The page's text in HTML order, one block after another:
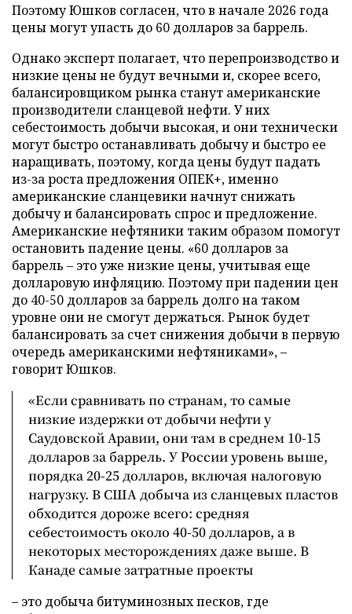
Поэтому Юшков согласен, что в начале 2026 года
цены могут упасть до 60 долларов за баррель.
Однако эксперт полагает, что перепроизводство и
низкие цены не будут вечными и, скорее всего,
балансировщиком рынка станут американские
производители сланцевой нефти. У них
себестоимость добычи высокая, и они технически
могут быстро останавливать добычу и быстро ее
наращивать, поэтому, когда цены будут падать
из-за роста предложения ОПЕК+, именно
американские сланцевики начнут снижать
добычу и балансировать спрос и предложение.
Американские нефтяники таким образом помогут
остановить падение цены. «60 долларов за
баррель – это уже низкие цены, учитывая еще
долларовую инфляцию. Поэтому при падении цен
до 40-50 долларов за баррель долго на таком
уровне они не смогут держаться. Рынок будет
балансировать за счет снижения добычи в первую
очередь американскими нефтяниками», –
говорит Юшков.
«Если сравнивать по странам, то самые
низкие издержки от добычи нефти у
Саудовской Аравии, они там в среднем 10-15
долларов за баррель. У России уровень выше,
порядка 20-25 долларов, включая налоговую
нагрузку. В США добыча из сланцевых пластов
обходится дороже всего: средняя
себестоимость около 40-50 долларов, а в
некоторых месторождениях даже выше. В
Канаде самые затратные проекты
– это добыча битуминозных песков, где